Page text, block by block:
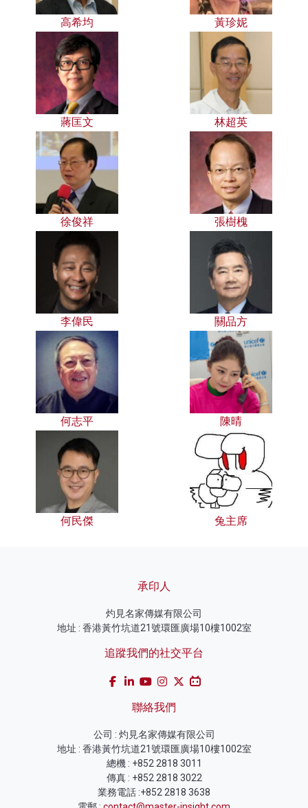
高希均 黃珍妮
蔣匡文 林超英
徐俊祥 張樹槐
李偉民 關品方
何志平 陳晴
何民傑 兔主席
承印人
灼見名家傳媒有限公司
地址 : 香港黃竹坑道21號環匯廣場10樓1002室
追蹤我們的社交平台
聯絡我們
公司 : 灼見名家傳媒有限公司
地址 : 香港黃竹坑道21號環匯廣場10樓1002室
總機 : +852 2818 3011
傳真 : +852 2818 3022
業務電話 :+852 2818 3638